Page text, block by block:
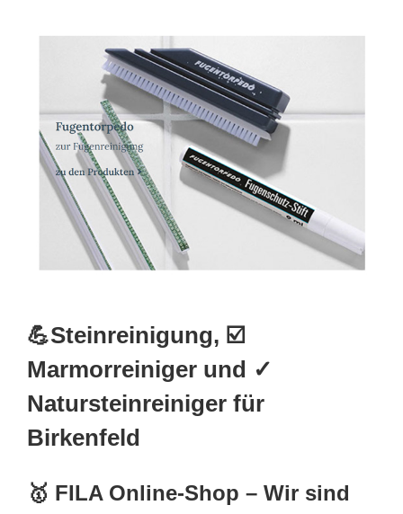
💪Steinreinigung, ☑️
Marmorreiniger und ✓
Natursteinreiniger für
Birkenfeld
🥇 FILA Online-Shop – Wir sind